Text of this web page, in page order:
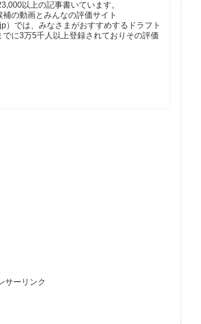
以上の記事書いています。
の動画とみんなの評価サイト
）では、みなさまがおすすめするドラフト
に3万5千人以上登録されておりその評価
サーリンク